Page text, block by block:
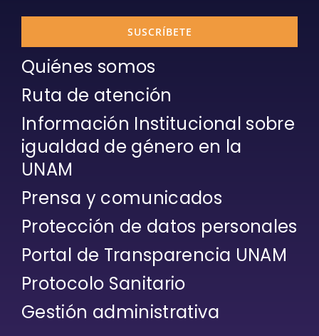
SUSCRÍBETE
Quiénes somos
Ruta de atención
Información Institucional sobre
igualdad de género en la
UNAM
Prensa y comunicados
Protección de datos personales
Portal de Transparencia UNAM
Protocolo Sanitario
Gestión administrativa